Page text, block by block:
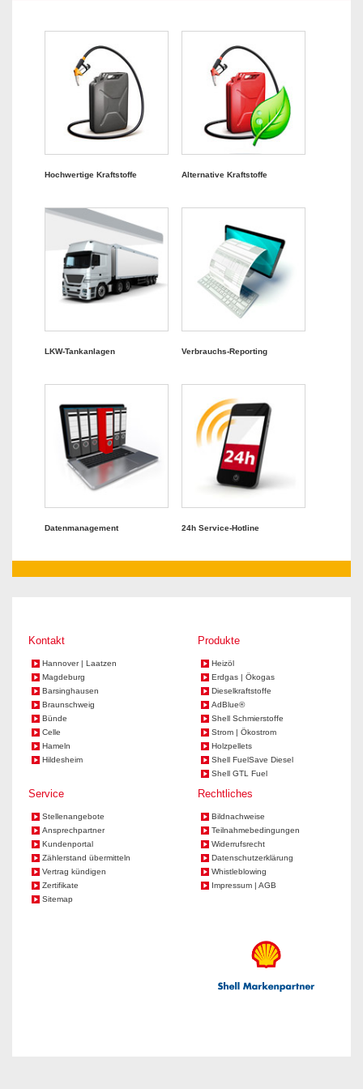
Hochwertige Kraftstoffe Alternative Kraftstoffe
LKW-Tankanlagen Verbrauchs-Reporting
Datenmanagement 24h Service-Hotline
Kontakt
Hannover | Laatzen
Magdeburg
Barsinghausen
Braunschweig
Bünde
Celle
Hameln
Hildesheim
Produkte
Heizöl
Erdgas | Ökogas
Dieselkraftstoffe
AdBlue®
Shell Schmierstoffe
Strom | Ökostrom
Holzpellets
Shell FuelSave Diesel
Shell GTL Fuel
Service
Stellenangebote
Ansprechpartner
Kundenportal
Zählerstand übermitteln
Vertrag kündigen
Zertifikate
Sitemap
Rechtliches
Bildnachweise
Teilnahmebedingungen
Widerrufsrecht
Datenschutzerklärung
Whistleblowing
Impressum | AGB